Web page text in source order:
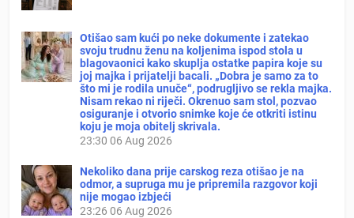
Otišao sam kući po neke dokumente i zatekao
svoju trudnu ženu na koljenima ispod stola u
blagovaonici kako skuplja ostatke papira koje su
joj majka i prijatelji bacali. „Dobra je samo za to
što mi je rodila unuče“, podrugljivo se rekla majka.
Nisam rekao ni riječi. Okrenuo sam stol, pozvao
osiguranje i otvorio snimke koje će otkriti istinu
koju je moja obitelj skrivala.
23:30 06 Aug 2026
Nekoliko dana prije carskog reza otišao je na
odmor, a supruga mu je pripremila razgovor koji
nije mogao izbjeći
23:26 06 Aug 2026